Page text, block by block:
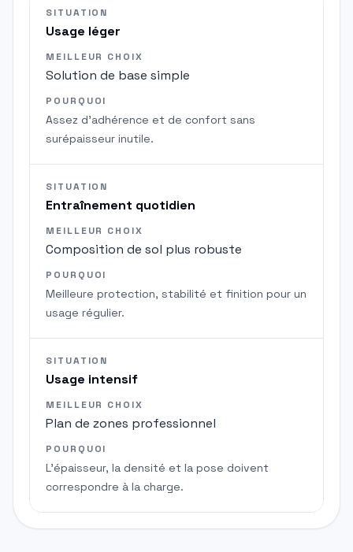
SITUATION
Usage léger
MEILLEUR CHOIX
Solution de base simple
POURQUOI
Assez d'adhérence et de confort sans
surépaisseur inutile.
SITUATION
Entraînement quotidien
MEILLEUR CHOIX
Composition de sol plus robuste
POURQUOI
Meilleure protection, stabilité et finition pour un
usage régulier.
SITUATION
Usage intensif
MEILLEUR CHOIX
Plan de zones professionnel
POURQUOI
L'épaisseur, la densité et la pose doivent
correspondre à la charge.